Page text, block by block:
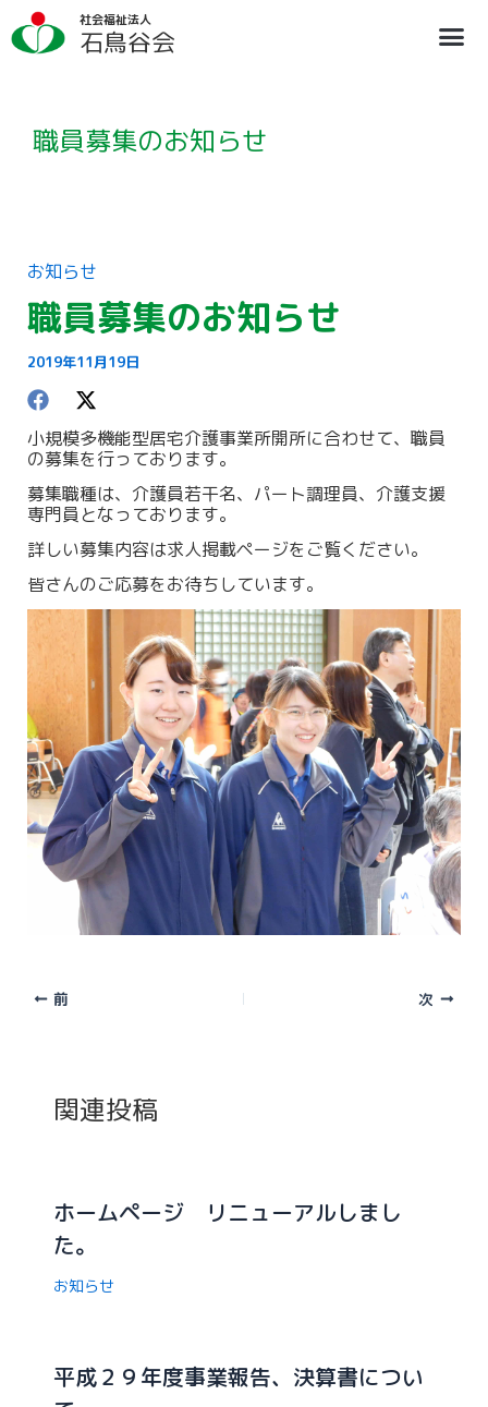
容
を
社会福祉法人
石鳥谷会
職員募集のお知らせ
お知らせ
職員募集のお知らせ
2019年11月19日
小規模多機能型居宅介護事業所開所に合わせて、職員
の募集を行っております。
募集職種は、介護員若干名、パート調理員、介護支援
専門員となっております。
詳しい募集内容は求人掲載ページをご覧ください。
皆さんのご応募をお待ちしています。
前 次
関連投稿
ホームページ リニューアルしまし
た。
お知らせ
平成２９年度事業報告、決算書につい
ア
ー
カ